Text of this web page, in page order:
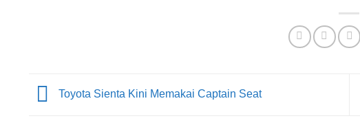
Toyota Sienta Kini Memakai Captain Seat